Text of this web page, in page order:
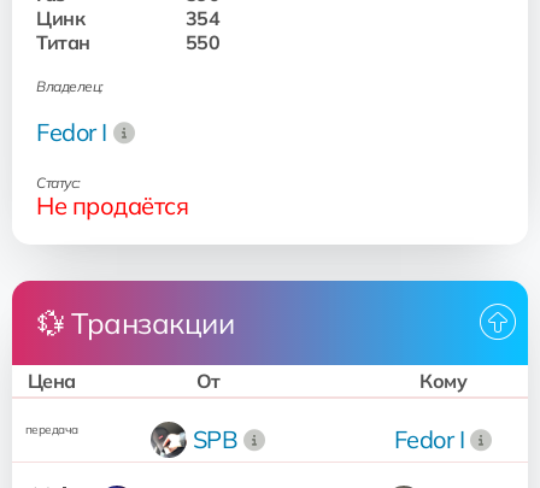
Цинк
354
Титан
550
Владелец:
Fedor I
Статус:
Не продаётся
💱 Транзакции
Цена От Кому
передача SPB Fedor I